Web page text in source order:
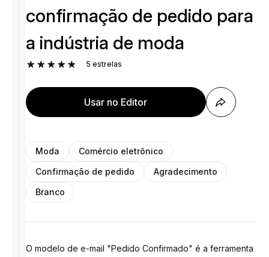
сonfirmação de pedido para
a indústria de moda
5 estrelas
Usar no Editor
Moda
Comércio eletrônico
Confirmação de pedido
Agradecimento
Branco
O modelo de e-mail "Pedido Confirmado" é a ferramenta